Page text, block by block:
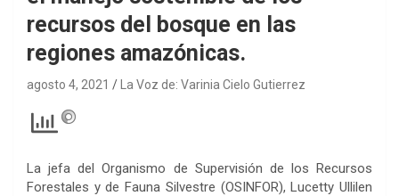
recursos del bosque en las
regiones amazónicas.
agosto 4, 2021 La Voz de: Varinia Cielo Gutierrez
La jefa del Organismo de Supervisión de los Recursos
Forestales y de Fauna Silvestre (OSINFOR), Lucetty Ullilen